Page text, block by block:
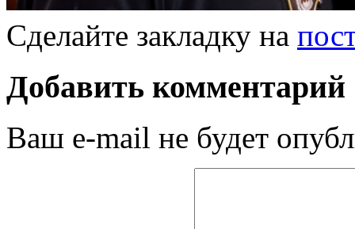
Сделайте закладку на
Добавить комментарий
Ваш e-mail не будет